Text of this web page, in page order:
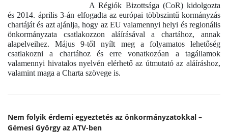
A Régiók Bizottsága (CoR) kidolgozta
és 2014. április 3-án elfogadta az európai többszintű kormányzás
chartáját és azt ajánlja, hogy az EU valamennyi helyi és regionális
önkormányzata csatlakozzon aláírásával a chartához, annak
alapelveihez. Május 9-től nyílt meg a folyamatos lehetőség
csatlakozni a chartához és erre vonatkozóan a tagállamok
valamennyi hivatalos nyelvén elérhető az útmutató az aláíráshoz,
valamint maga a Charta szövege is.
Nem folyik érdemi egyeztetés az önkormányzatokkal –
Gémesi György az ATV-ben